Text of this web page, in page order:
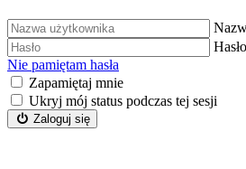
Hasło
Nie pamiętam hasła
Zapamiętaj mnie
Ukryj mój status podczas tej sesji
Zaloguj się